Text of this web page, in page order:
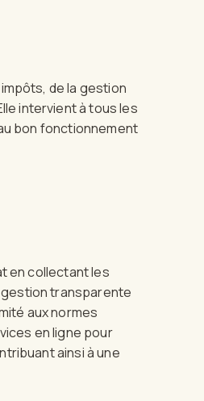
de la gestion
intervient à tous les
bon fonctionnement
en collectant les
transparente
aux normes
en ligne pour
ainsi à une